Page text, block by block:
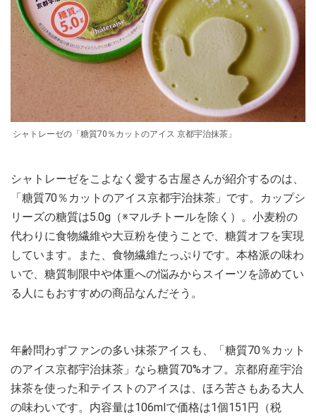
シャトレーゼの「糖質70％カットのアイス 京都宇治抹茶」
シャトレーゼをこよなく愛する古屋さんが紹介するのは、
「糖質70％カットのアイス京都宇治抹茶」です。カップシ
リーズの糖質は5.0g（※マルチトールを除く）。小麦粉の
代わりに食物繊維や大豆粉を使うことで、糖質オフを実現
しています。また、食物繊維たっぷりです。本格派の味わ
いで、糖質制限中や体重への悩みからスイーツを諦めてい
る人にもおすすめの商品なんだそう。
年齢問わずファンの多い抹茶アイスも、「糖質70％カット
のアイス京都宇治抹茶」なら糖質70%オフ。京都府産宇治
抹茶を使った和テイストのアイスは、ほろ苦さもある大人
の味わいです。内容量は106mlで価格は1個151円（税